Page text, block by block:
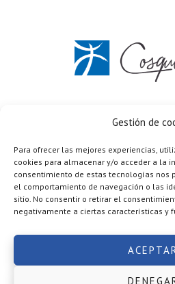
Gestión de
Para ofrecer las mejores experiencias,
cookies para almacenar y/o acceder a la
consentimiento de estas tecnologías nos
el comportamiento de navegación o las
sitio. No consentir o retirar el
negativamente a ciertas características y
637 672
Política de privacidad·
Cookies·
Copyright © 2026 ·Academia
Mario López